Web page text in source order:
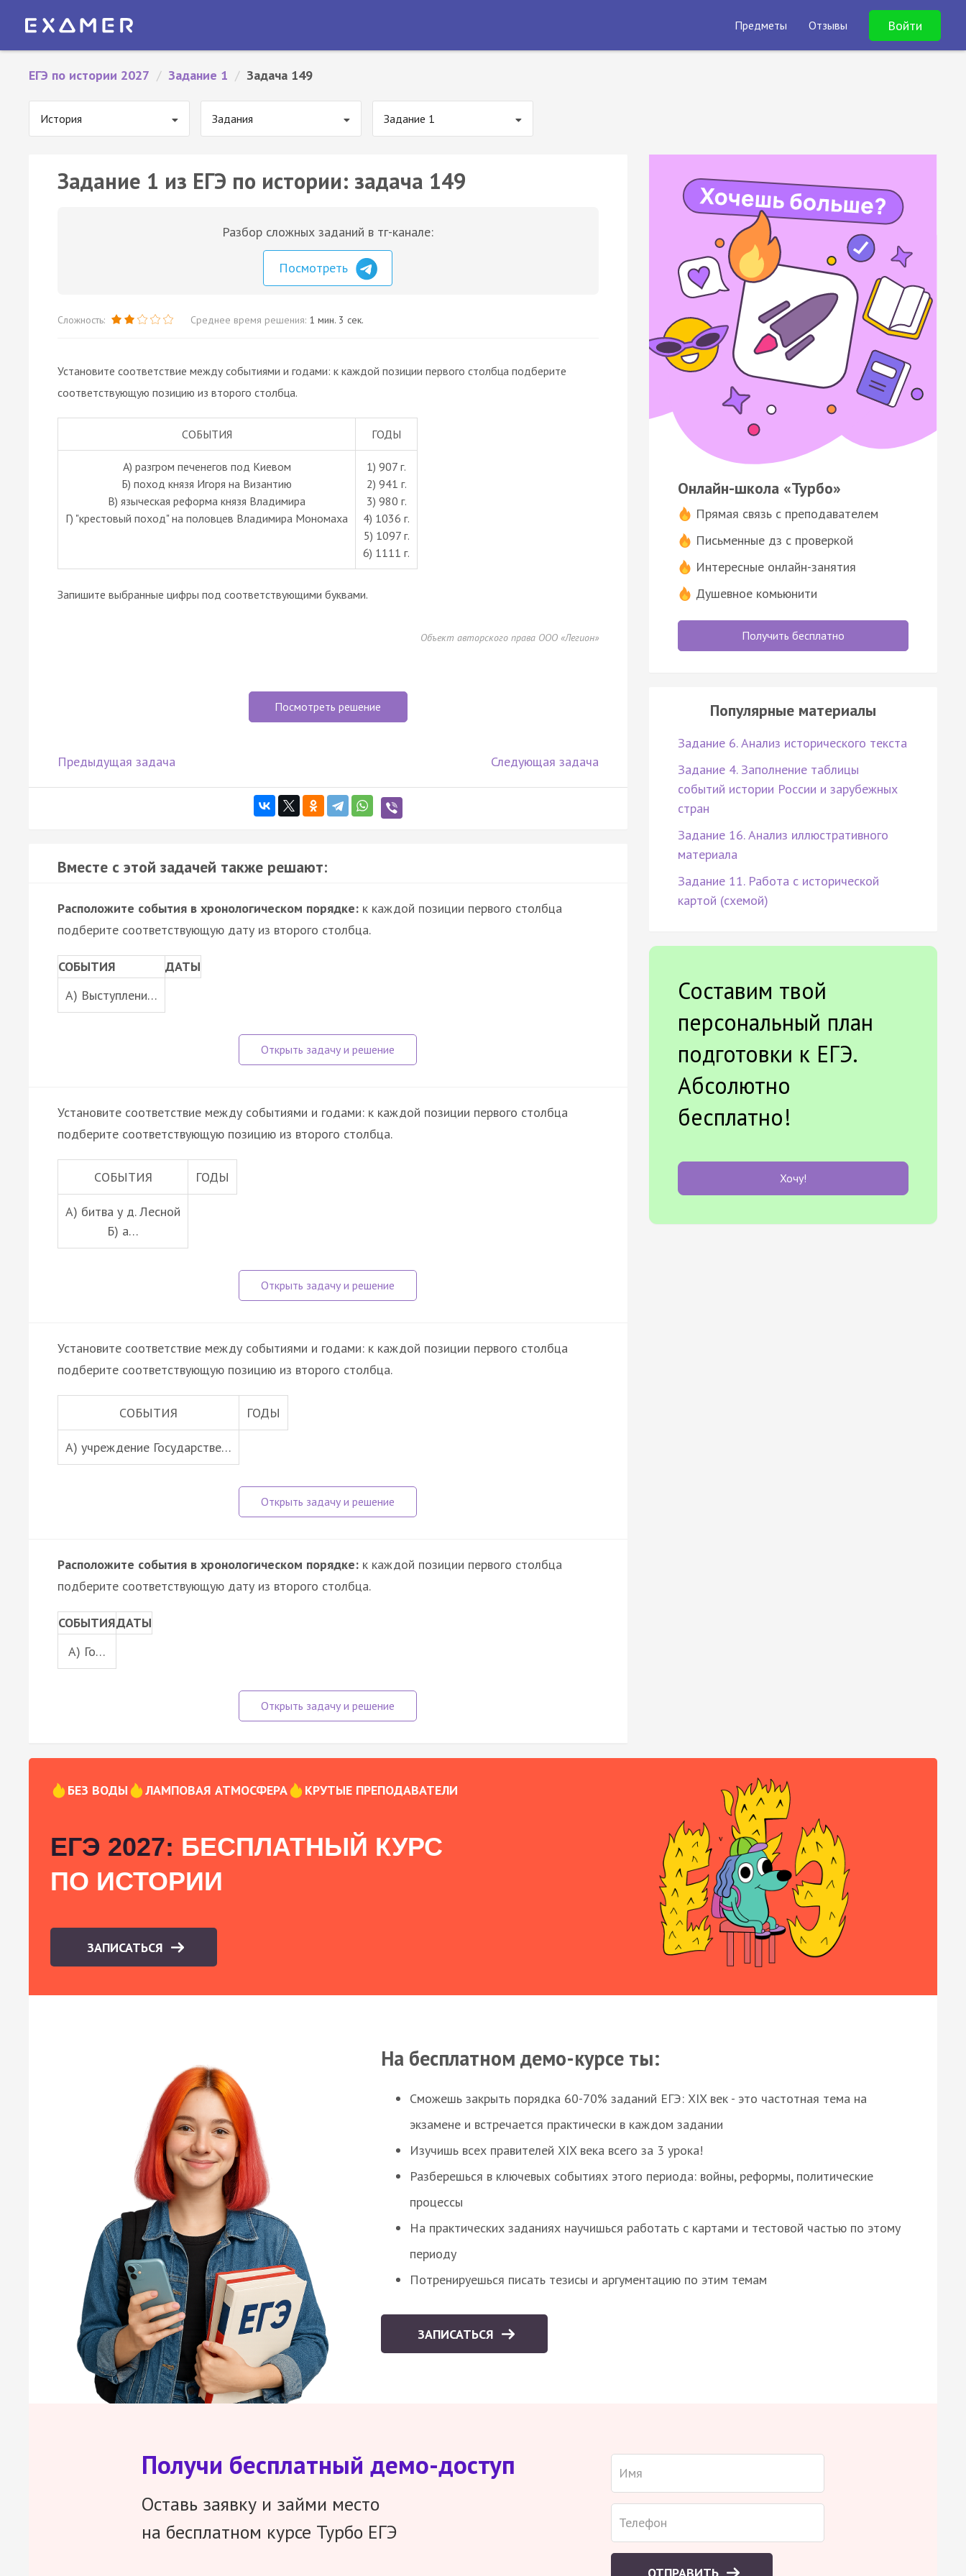
Предметы Отзывы Войти
ЕГЭ по истории 2027 / Задание 1 / Задача 149
История Задания Задание 1
Задание 1 из ЕГЭ по истории: задача 149
Разбор сложных заданий в тг-канале:
Посмотреть
Сложность: Среднее время решения: 1 мин. 3 сек.
Установите соответствие между событиями и годами: к каждой позиции первого столбца подберите
соответствующую позицию из второго столбца.
СОБЫТИЯ ГОДЫ
А) разгром печенегов под Киевом
Б) поход князя Игоря на Византию
В) языческая реформа князя Владимира
Г) "крестовый поход" на половцев Владимира Мономаха
1) 907 г.
2) 941 г.
3) 980 г.
4) 1036 г.
5) 1097 г.
6) 1111 г.
Запишите выбранные цифры под соответствующими буквами.
Объект авторского права ООО «Легион»
Посмотреть решение
Предыдущая задача Следующая задача
Вместе с этой задачей также решают:
Расположите события в хронологическом порядке: к каждой позиции первого столбца
подберите соответствующую дату из второго столбца.
СОБЫТИЯ
ДАТЫ
A) Выступлени…
Установите соответствие между событиями и годами: к каждой позиции первого столбца
подберите соответствующую позицию из второго столбца.
СОБЫТИЯ ГОДЫ
A) битва у д. Лесной
Б) а…
Установите соответствие между событиями и годами: к каждой позиции первого столбца
подберите соответствующую позицию из второго столбца.
СОБЫТИЯ ГОДЫ
А) учреждение Государстве…
Расположите события в хронологическом порядке: к каждой позиции первого столбца
подберите соответствующую дату из второго столбца.
СОБЫТИЯДАТЫ
A) Го…
Онлайн-школа «Турбо»
Прямая связь с преподавателем
Письменные дз с проверкой
Интересные онлайн-занятия
Душевное комьюнити
Получить бесплатно
Популярные материалы
Задание 6. Анализ исторического текста
Задание 4. Заполнение таблицы
событий истории России и зарубежных
стран
Задание 16. Анализ иллюстративного
материала
Задание 11. Работа с исторической
картой (схемой)
Составим твой
персональный план
подготовки к ЕГЭ.
Абсолютно
бесплатно!
Хочу!
БЕЗ ВОДЫ ЛАМПОВАЯ АТМОСФЕРА КРУТЫЕ ПРЕПОДАВАТЕЛИ
ЕГЭ 2027: БЕСПЛАТНЫЙ КУРС
ПО ИСТОРИИ
ЗАПИСАТЬСЯ
На бесплатном демо-курсе ты:
Сможешь закрыть порядка 60-70% заданий ЕГЭ: XIX век - это частотная тема на
экзамене и встречается практически в каждом задании
Изучишь всех правителей XIX века всего за 3 урока!
Разберешься в ключевых событиях этого периода: войны, реформы, политические
процессы
На практических заданиях научишься работать с картами и тестовой частью по этому
периоду
Потренируешься писать тезисы и аргументацию по этим темам
ЗАПИСАТЬСЯ
Получи бесплатный демо-доступ
Оставь заявку и займи место
на бесплатном курсе Турбо ЕГЭ
ОТПРАВИТЬ